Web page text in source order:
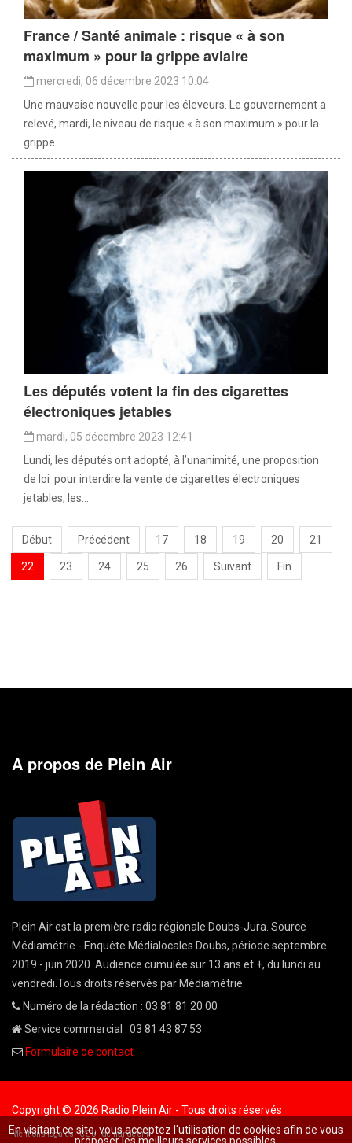
France / Santé animale : risque « à son
maximum » pour la grippe aviaire
mercredi, 06 décembre 2023 10:04
Une mauvaise nouvelle pour les éleveurs. Le gouvernement a
relevé, mardi, le niveau de risque « à son maximum » pour la
grippe...
Les députés votent la fin des cigarettes
électroniques jetables
mardi, 05 décembre 2023 12:41
Lundi, les députés ont adopté, à l’unanimité, une proposition
de loi pour interdire la vente de cigarettes électroniques
jetables, les...
Début Précédent 17 18 19 20 21
22 23 24 25 26 Suivant Fin
A propos de Plein Air
Plein Air est la première radio régionale Doubs-Jura. Source
Médiamétrie - Enquête Médialocales Doubs, période septembre
2019 - juin 2020. Audience cumulée sur 13 ans et +, du lundi au
vendredi.Tous droits réservés par Médiamétrie.
Numéro de la rédaction : 03 81 81 20 00
Service commercial : 03 81 43 87 53
Formulaire de contact
Copyright © 2026 Radio Plein Air - Tous droits réservés
Mentions légales CGU demande cnil
En visitant ce site, vous acceptez l'utilisation de cookies afin de vous